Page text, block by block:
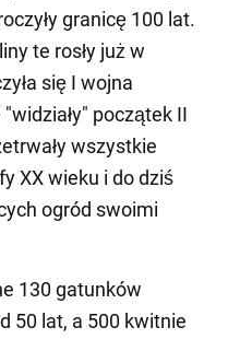
granicę 100 lat.
te rosły już w
się I wojna
początek II
wszystkie
XX wieku i do dziś
ogród swoimi
130 gatunków
50 lat, a 500 kwitnie